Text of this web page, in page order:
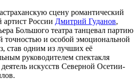
сцену романтический
артист России Дмитрий Гуданов,
Большого театра танцевал партию
и особой эмоциональной
став одним из лучших её
руководителем спектакля
искусств Северной Осетии-